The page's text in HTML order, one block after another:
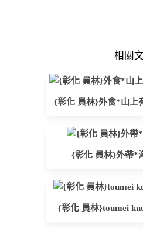
相關
{彰化 員林}外食*山上
{彰化 員林}外帶*
{彰化 員林}toumei